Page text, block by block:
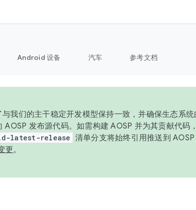
Android 设备 汽车 参考文档
我们的主干稳定开发模型保持一致，并确保生态系
AOSP 发布源代码。如需构建 AOSP 并为其贡献代码
latest-release 清单分支将始终引用推送到
更。